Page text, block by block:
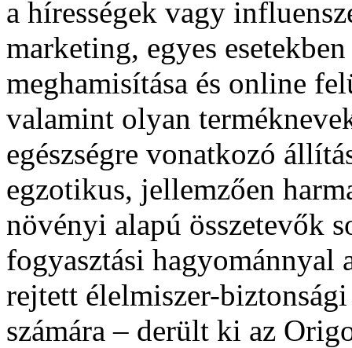
a hírességek vagy
marketing, egyes
meghamisítása és online
valamint olyan
egészségre vonatkozó
egzotikus, jellemzően
növényi alapú összetevők
fogyasztási hagyománnyal
rejtett élelmiszer-
számára – derült ki az